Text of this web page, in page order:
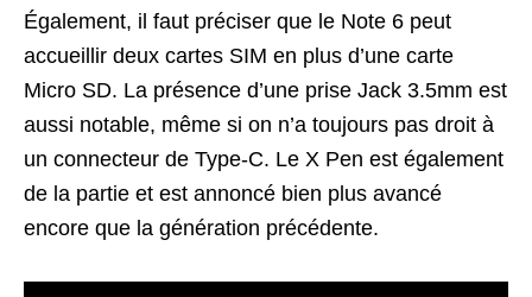
Également, il faut préciser que le Note 6 peut
accueillir deux cartes SIM en plus d’une carte
Micro SD. La présence d’une prise Jack 3.5mm est
aussi notable, même si on n’a toujours pas droit à
un connecteur de Type-C. Le X Pen est également
de la partie et est annoncé bien plus avancé
encore que la génération précédente.